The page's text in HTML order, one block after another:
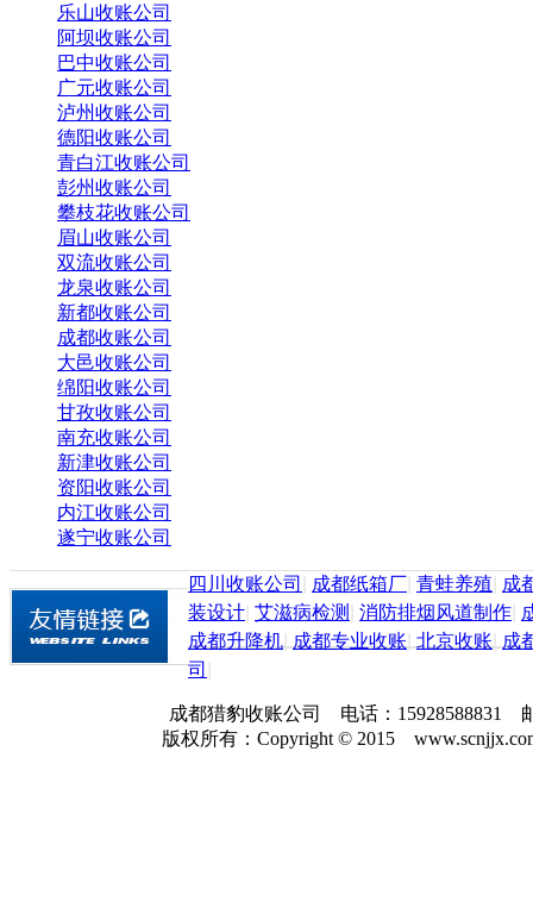
乐山收账公司
阿坝收账公司
巴中收账公司
广元收账公司
泸州收账公司
德阳收账公司
青白江收账公司
彭州收账公司
攀枝花收账公司
眉山收账公司
双流收账公司
龙泉收账公司
新都收账公司
成都收账公司
大邑收账公司
绵阳收账公司
甘孜收账公司
南充收账公司
新津收账公司
资阳收账公司
内江收账公司
遂宁收账公司
四川收账公司 成都纸箱厂 青蛙养殖
成
装设计 艾滋病检测 消防排烟风道制作
成都升降机 成都专业收账 北京收账
成
司
成都猎豹收账公司 电话：15928588831
版权所有：Copyright © 2015